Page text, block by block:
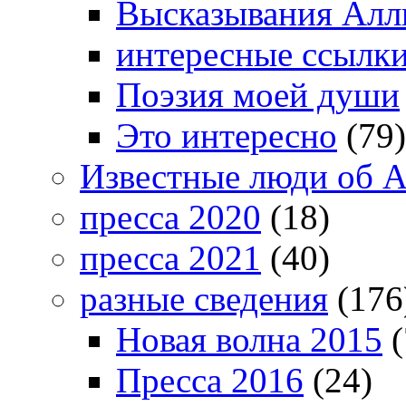
Высказывания
интересные
Поэзия моей души
Это интересно (79)
Известные люди об
пресса 2020 (18)
пресса 2021 (40)
разные сведения
Новая волна 2015
Пресса 2016 (24)